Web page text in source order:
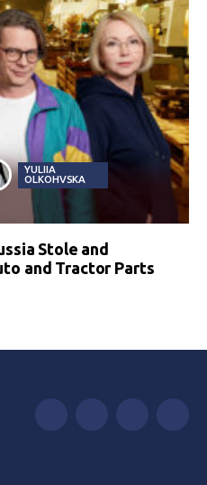
YULIIA
OLKOHVSKA
Stole and
and Tractor Parts